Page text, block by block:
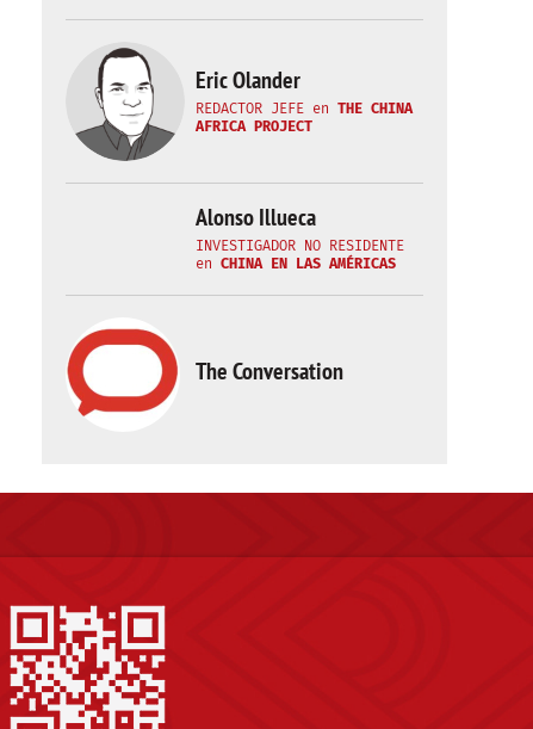
Eric Olander
REDACTOR JEFE en THE CHINA
AFRICA PROJECT
Alonso Illueca
INVESTIGADOR NO RESIDENTE
en CHINA EN LAS AMÉRICAS
The Conversation